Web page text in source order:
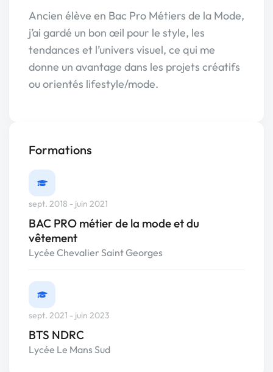
Ancien élève en Bac Pro Métiers de la Mode,
j’ai gardé un bon œil pour le style, les
tendances et l’univers visuel, ce qui me
donne un avantage dans les projets créatifs
ou orientés lifestyle/mode.
Formations
sept. 2018 - juin 2021
BAC PRO métier de la mode et du
vêtement
Lycée Chevalier Saint Georges
sept. 2021 - juin 2023
BTS NDRC
Lycée Le Mans Sud